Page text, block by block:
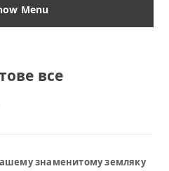
Menu
все
знаменитому земляку